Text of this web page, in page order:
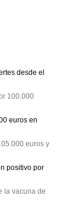
desde el
100.000
euros en
euros y
positivo por
la vacuna de